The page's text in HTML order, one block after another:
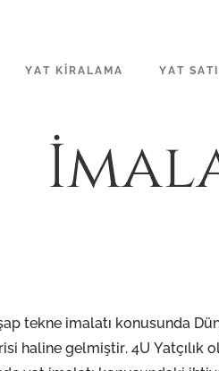
YAT KIRALAMA YAT
tekne imalatı konusunda
haline gelmiştir. 4U Yatçılık